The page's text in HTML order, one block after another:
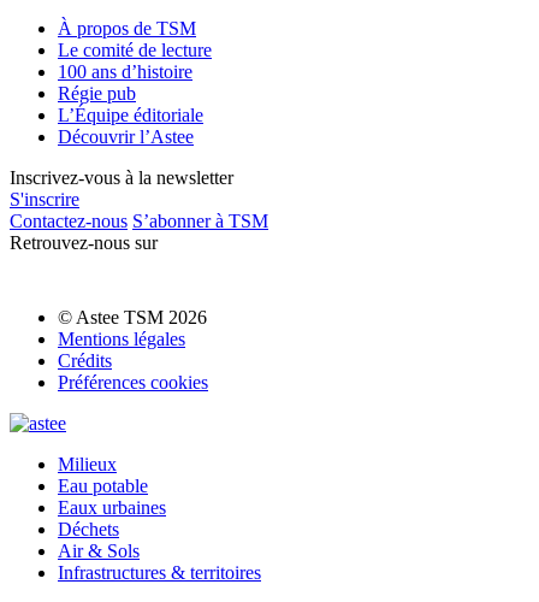
À propos de TSM
Le comité de lecture
100 ans d’histoire
Régie pub
L’Équipe éditoriale
Découvrir l’Astee
Inscrivez-vous à la newsletter
S'inscrire
Contactez-nous S’abonner à TSM
Retrouvez-nous sur
© Astee TSM 2026
Mentions légales
Crédits
Préférences cookies
Milieux
Eau potable
Eaux urbaines
Déchets
Air & Sols
Infrastructures & territoires